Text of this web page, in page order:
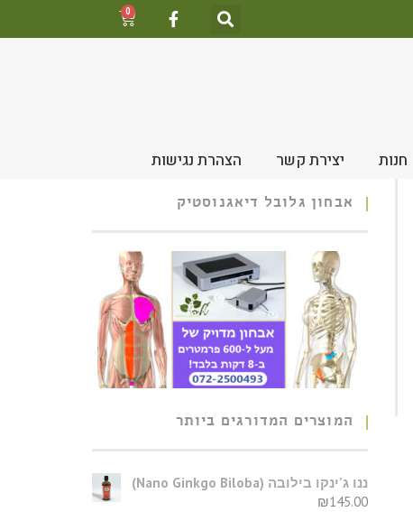
0
חנות יצירת קשר הצהרת נגישות
אבחון גלובל דיאגנוסטיק
המוצרים המדורגים ביותר
​ננו ג'ינקו בילובה (Nano Ginkgo Biloba)
₪145.00